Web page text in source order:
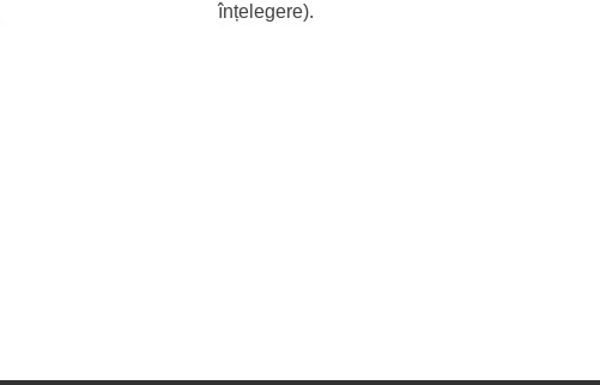
înțelegere).